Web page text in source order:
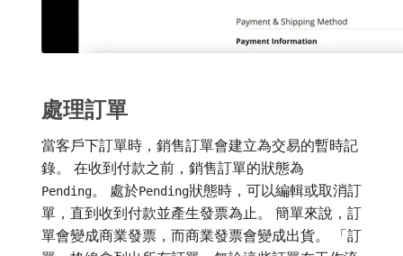
處理訂單
當客戶下訂單時，銷售訂單會建立為交易的暫時記
錄。 在收到付款之前，銷售訂單的狀態為
Pending。 處於Pending狀態時，可以編輯或取消訂
單，直到收到付款並產生發票為止。 簡單來說，訂
單會變成商業發票，而商業發票會變成出貨。 「訂